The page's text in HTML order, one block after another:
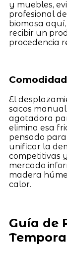
y muebles,
profesional
biomasa
recibir un
procedencia
El
sacos
agotadora
elimina esa
pensado
unificar la
competitivas
mercado
madera
calor.
Guía de